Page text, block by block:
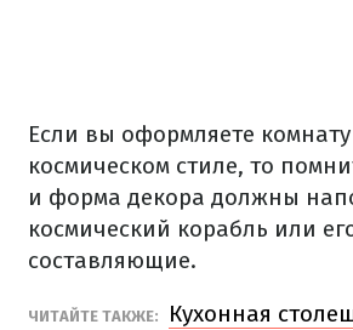
Если вы оформляете
космическом стиле, то
и форма декора должны
космический корабль или
составляющие.
ЧИТАЙТЕ ТАКЖЕ:
Кухонная